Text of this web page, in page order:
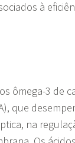
à
ômega-3 de
que
na